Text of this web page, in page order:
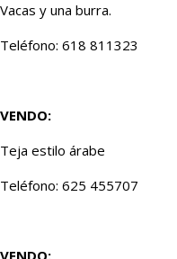
Vacas y una burra.
Teléfono: 618 811323
VENDO:
Teja estilo árabe
Teléfono: 625 455707